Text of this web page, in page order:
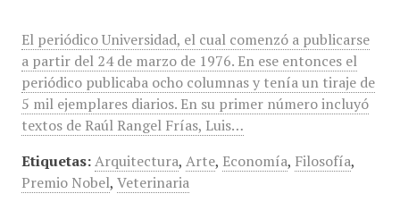
El periódico Universidad, el cual comenzó a publicarse
a partir del 24 de marzo de 1976. En ese entonces el
periódico publicaba ocho columnas y tenía un tiraje de
5 mil ejemplares diarios. En su primer número incluyó
textos de Raúl Rangel Frías, Luis…
Etiquetas: Arquitectura, Arte, Economía, Filosofía,
Premio Nobel, Veterinaria